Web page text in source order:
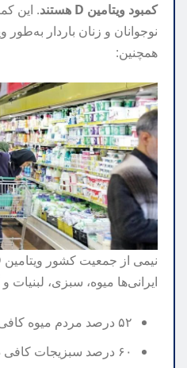
کمبود ویتامین D هستند
. این
نوجوانان و زنان باردار
همچنین:
ایرانی‌ها میوه، سبزی،
۵۲ درصد مردم میوه کافی مصرف نمی‌کنند.
۶۰ درصد سبزیجات کافی در رژیم غذایی ندارند.